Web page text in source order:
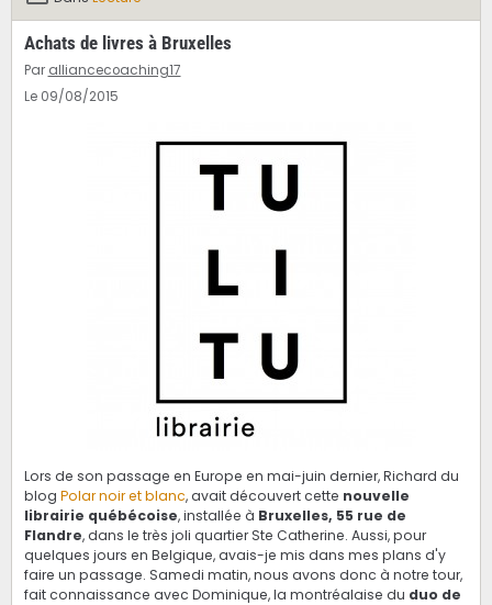
Achats de livres à Bruxelles
Par alliancecoaching17
Le 09/08/2015
Lors de son passage en Europe en mai-juin dernier, Richard du
blog Polar noir et blanc, avait découvert cette nouvelle
librairie québécoise, installée à Bruxelles, 55 rue de
Flandre, dans le très joli quartier Ste Catherine. Aussi, pour
quelques jours en Belgique, avais-je mis dans mes plans d'y
faire un passage. Samedi matin, nous avons donc à notre tour,
fait connaissance avec Dominique, la montréalaise du duo de